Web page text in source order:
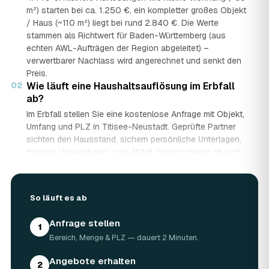
m²) starten bei ca. 1.250 €, ein kompletter großes Objekt
/ Haus (~110 m²) liegt bei rund 2.840 €. Die Werte
stammen als Richtwert für Baden-Württemberg (aus
echten AWL-Aufträgen der Region abgeleitet) –
verwertbarer Nachlass wird angerechnet und senkt den
Preis.
02 Wie läuft eine Haushaltsauflösung im Erbfall
ab?
Im Erbfall stellen Sie eine kostenlose Anfrage mit Objekt,
Umfang und PLZ in Titisee-Neustadt. Geprüfte Partner
sichten den Hausstand, sichern persönliche Unterlagen,
trennen Verwertbares vom Abfall, transportieren ab und
Übergabe. Sie erhalten mehrere Festpreis-Angebote und
sind.
Werden Wertgegenstände und Antiquitäten
angerechnet?
Ja. Antiquitäten, Möbel, Schmuck und ganze Sammlungen
aus dem Nachlass werden fachkundig begutachtet und
So läuft es ab
1 Anfrage stellen
Bereich, Menge & PLZ — dauert 2 Minuten.
2 Angebote erhalten